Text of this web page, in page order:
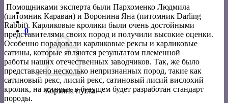
0
Корзина пуста.
Помощниками эксперта были Пархоменко Людмила
(питомник Караван) и Воронина Яна (питомник Darling
Rabbit). Карликовые кролики были очень достойными
представителями своих пород и получили высокие оценки.
Особенно порадовали карликовые рексы и карликовые
сатины, которые являются результатом племенной
работы наших отечественных заводчиков. Так, же было
представлено несколько непризнанных пород, такие как
сатиновый рекс, лисий рекс, сатиновый лисий вислохий
кролик, на которых в будущем будет разработан стандарт
породы.